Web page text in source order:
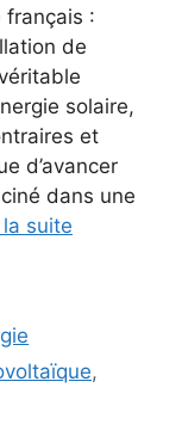
français :
de
solaire,
et
d’avancer
dans une
suite
,